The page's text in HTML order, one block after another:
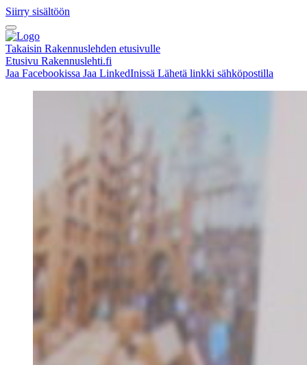
Siirry sisältöön
Takaisin Rakennuslehden etusivulle
Etusivu Rakennuslehti.fi
Jaa Facebookissa Jaa LinkedInissä Lähetä linkki sähköpostilla